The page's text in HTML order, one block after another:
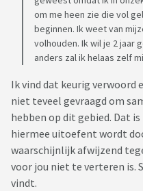
om me heen zie die vol
beginnen. Ik weet van
volhouden. Ik wil je 2 jaar
anders zal ik helaas zelf
Ik vind dat keurig
niet teveel gevraagd om
hebben op dit gebied. Dat
hiermee uitoefent wordt
waarschijnlijk afwijzend
voor jou niet te verteren is.
vindt.